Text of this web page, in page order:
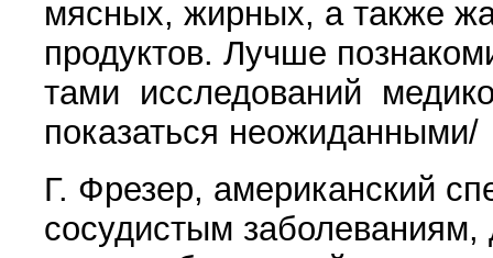
мясных, жирных, а также
продуктов. Лучше
тами исследований
показаться неожиданными/
Г. Фрезер, американский
сосудистым заболеваниям,